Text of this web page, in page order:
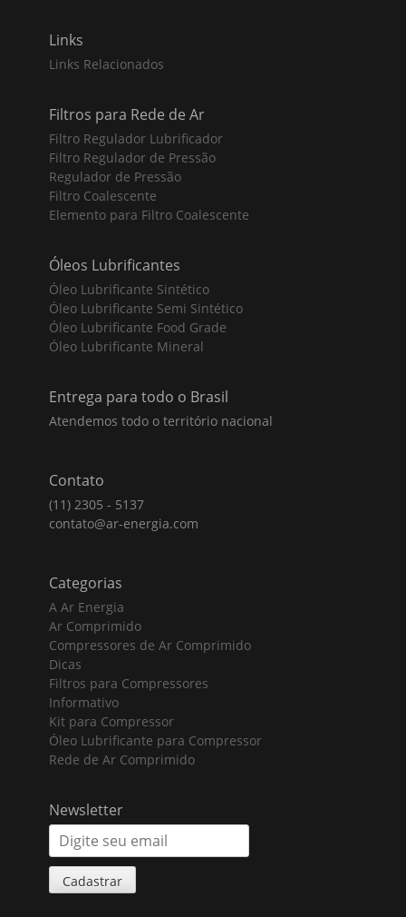
Links
Links Relacionados
Filtros para Rede de Ar
Filtro Regulador Lubrificador
Filtro Regulador de Pressão
Regulador de Pressão
Filtro Coalescente
Elemento para Filtro Coalescente
Óleos Lubrificantes
Óleo Lubrificante Sintético
Óleo Lubrificante Semi Sintético
Óleo Lubrificante Food Grade
Óleo Lubrificante Mineral
Entrega para todo o Brasil
Atendemos todo o território nacional
Contato
(11) 2305 - 5137
contato@ar-energia.com
Categorias
A Ar Energia
Ar Comprimido
Compressores de Ar Comprimido
Dicas
Filtros para Compressores
Informativo
Kit para Compressor
Óleo Lubrificante para Compressor
Rede de Ar Comprimido
Newsletter